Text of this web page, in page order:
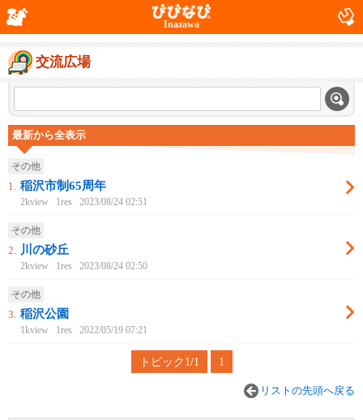
Inazawa
交流広場
最新から全表示
その他
1. 稲沢市制65周年
2kview 1res 2023/08/24 02:51
その他
2. 川の砂丘
2kview 1res 2023/08/24 02:50
その他
3. 稲沢公園
1kview 1res 2022/05/19 07:21
トピック1/1 1
リストの先頭へ戻る